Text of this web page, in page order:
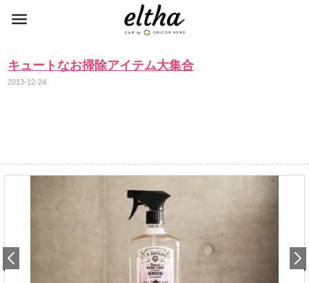
キュートなお掃除アイテム大集合
2013-12-24